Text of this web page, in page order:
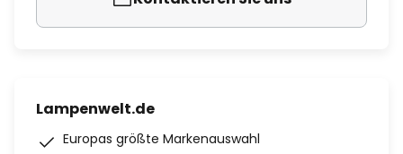
Lampenwelt.de
Europas größte Markenauswahl